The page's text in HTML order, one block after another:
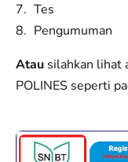
Tes
Pengumuman
Atau silahkan lihat
POLINES seperti